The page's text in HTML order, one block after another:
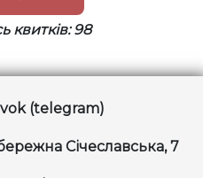
квитків: 98
(telegram)
Січеславська, 7